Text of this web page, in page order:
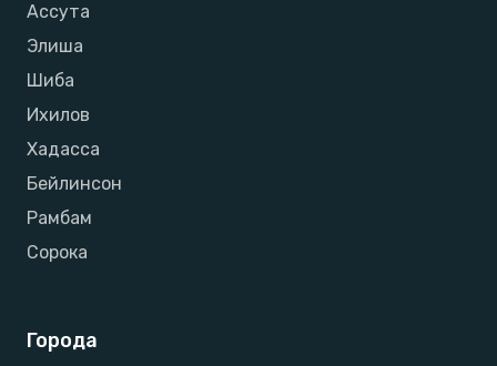
Ассута
Элиша
Шиба
Ихилов
Хадасса
Бейлинсон
Рамбам
Сорока
Города